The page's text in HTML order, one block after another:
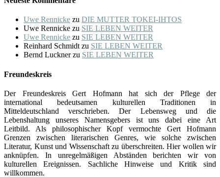
Uwe Rennicke zu DIE MUTTER TOKEI-IHTOS
Uwe Rennicke zu SIE LEBEN WEITER
Uwe Rennicke zu SIE LEBEN WEITER
Reinhard Schmidt zu SIE LEBEN WEITER
Bernd Lucknerzu SIE LEBEN WEITER
Freundeskreis
Der Freundeskreis Gert Hofmann hat sich der Pflege der
international bedeutsamen kulturellen Traditionen in
Mitteldeutschland verschrieben. Der Lebensweg und die
Lebenshaltung unseres Namensgebers ist uns dabei eine Art
Leitbild. Als philosophischer Kopf vermochte Gert Hofmann
Grenzen zwischen literarischen Genres, wie solche zwischen
Literatur, Kunst und Wissenschaft zu überschreiten. Hier wollen wir
anknüpfen. In unregelmäßigen Abständen berichten wir von
kulturellen Ereignissen. Sachliche Hinweise und Kritik sind
willkommen.